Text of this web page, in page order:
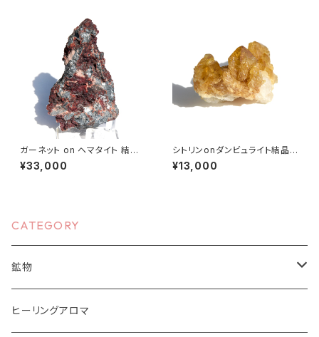
ガーネット on ヘマタイト 結晶
原石｜南アフリカ産
¥33,000
シトリンonダンビュライト結晶｜
クラスター
¥13,000
CATEGORY
鉱物
原石、結晶
ヒーリングアロマ